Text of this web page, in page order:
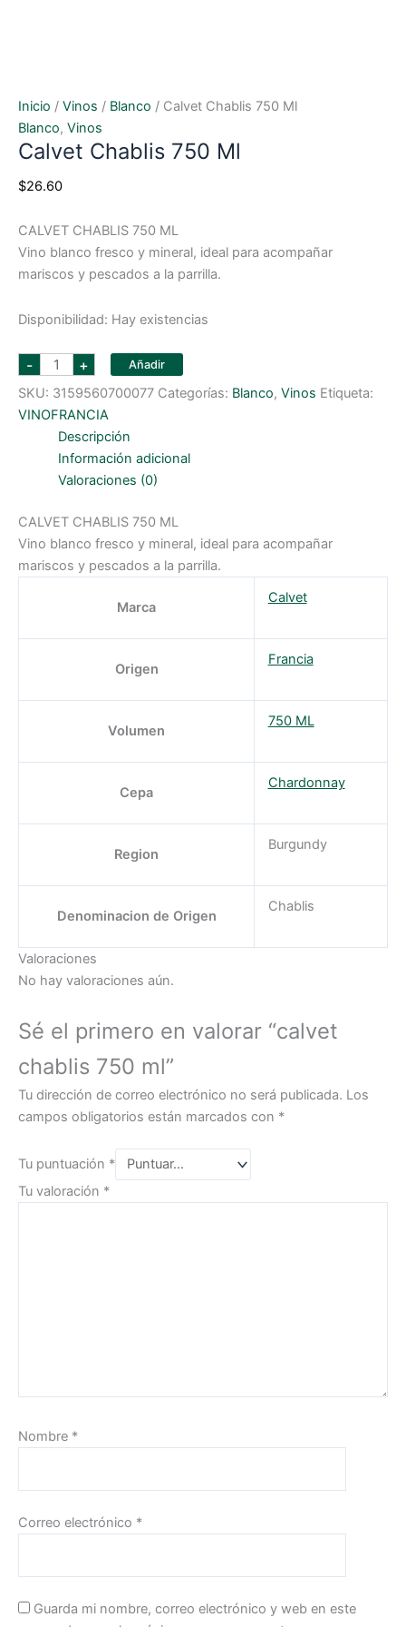
Inicio / Vinos / Blanco / Calvet Chablis 750 Ml
Blanco, Vinos
Calvet Chablis 750 Ml
$26.60
CALVET CHABLIS 750 ML
Vino blanco fresco y mineral, ideal para acompañar
mariscos y pescados a la parrilla.
Disponibilidad: Hay existencias
- calvet
chablis
750
ml
cantidad
+ Añadir
SKU: 3159560700077 Categorías: Blanco, Vinos Etiqueta:
VINOFRANCIA
Descripción
Información adicional
Valoraciones (0)
CALVET CHABLIS 750 ML
Vino blanco fresco y mineral, ideal para acompañar
mariscos y pescados a la parrilla.
Marca
Calvet
Origen
Francia
Volumen
750 ML
Cepa
Chardonnay
Region
Burgundy
Denominacion de Origen
Chablis
Valoraciones
No hay valoraciones aún.
Sé el primero en valorar “calvet
chablis 750 ml”
Tu dirección de correo electrónico no será publicada. Los
campos obligatorios están marcados con *
Tu puntuación *
Tu valoración *
Nombre *
Correo electrónico *
Guarda mi nombre, correo electrónico y web en este